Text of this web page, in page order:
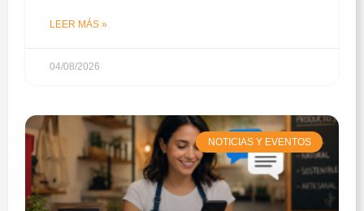
LEER MÁS »
04/08/2026
NOTICIAS Y EVENTOS